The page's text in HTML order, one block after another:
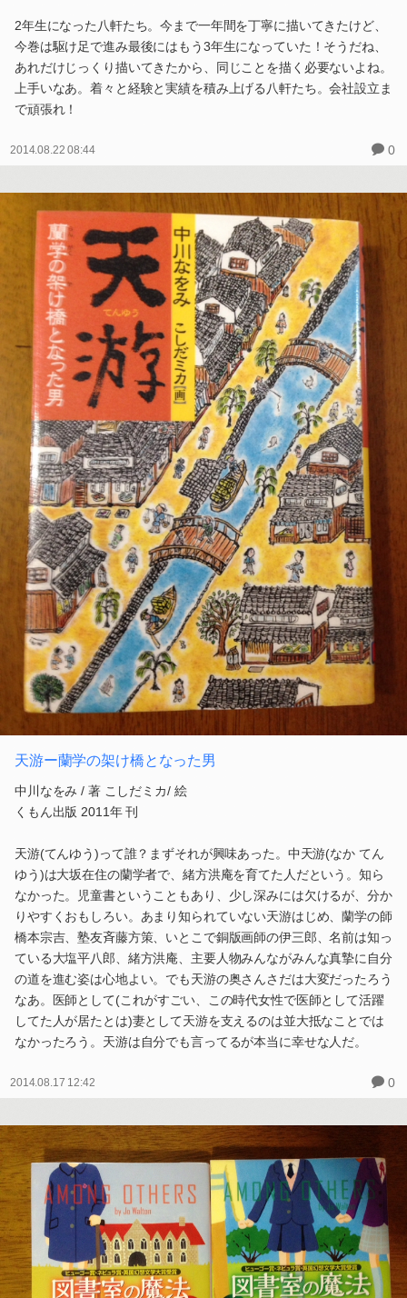
2年生になった八軒たち。今まで一年間を丁寧に描いてきたけど、
今巻は駆け足で進み最後にはもう3年生になっていた！そうだね、
あれだけじっくり描いてきたから、同じことを描く必要ないよね。
上手いなあ。着々と経験と実績を積み上げる八軒たち。会社設立ま
で頑張れ！
2014.08.22 08:44 0
天游ー蘭学の架け橋となった男
中川なをみ / 著 こしだミカ/ 絵
くもん出版 2011年 刊
天游(てんゆう)って誰？まずそれが興味あった。中天游(なか てん
ゆう)は大坂在住の蘭学者で、緒方洪庵を育てた人だという。知ら
なかった。児童書ということもあり、少し深みには欠けるが、分か
りやすくおもしろい。あまり知られていない天游はじめ、蘭学の師
橋本宗吉、塾友斉藤方策、いとこで銅版画師の伊三郎、名前は知っ
ている大塩平八郎、緒方洪庵、主要人物みんながみんな真摯に自分
の道を進む姿は心地よい。でも天游の奥さんさだは大変だったろう
なあ。医師として(これがすごい、この時代女性で医師として活躍
してた人が居たとは)妻として天游を支えるのは並大抵なことでは
なかったろう。天游は自分でも言ってるが本当に幸せな人だ。
2014.08.17 12:42 0